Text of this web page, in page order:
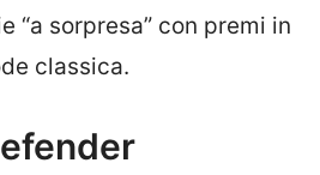
“a sorpresa” con premi in
classica.